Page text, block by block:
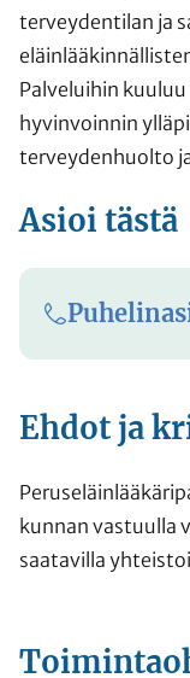
terveydentilan ja
Palveluihin
hyvinvoinnin
terveydenhuolto
Asioi tästä
Ehdot ja
kunnan vastuulla
saatavilla